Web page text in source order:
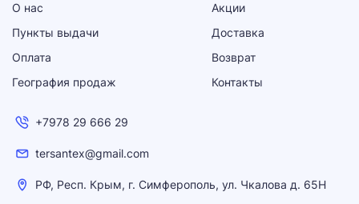
О нас
Акции
Пункты выдачи
Доставка
Оплата
Возврат
География продаж
Контакты
+7978 29 666 29
tersantex@gmail.com
РФ, Респ. Крым, г. Симферополь, ул. Чкалова д. 65Н